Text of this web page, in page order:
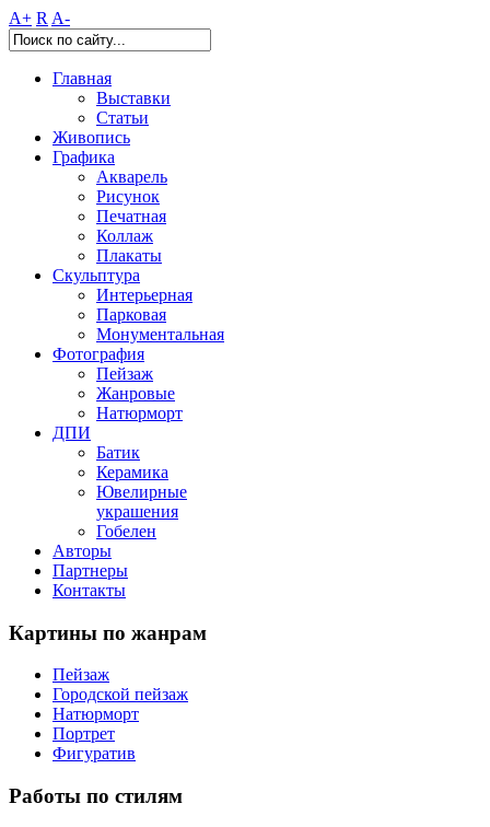
A+ R A-
Главная
Выставки
Статьи
Живопись
Графика
Акварель
Рисунок
Печатная
Коллаж
Плакаты
Скульптура
Интерьерная
Парковая
Монументальная
Фотография
Пейзаж
Жанровые
Натюрморт
ДПИ
Батик
Керамика
Ювелирные
украшения
Гобелен
Авторы
Партнеры
Контакты
Картины по жанрам
Пейзаж
Городской пейзаж
Натюрморт
Портрет
Фигуратив
Работы по стилям